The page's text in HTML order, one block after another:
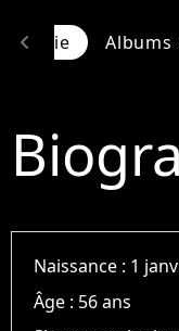
Albums
chevron_left
Naissance : 1
Âge : 56 ans